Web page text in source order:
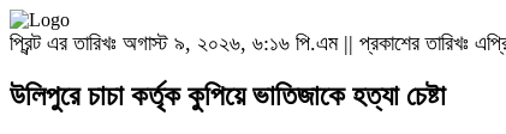
প্রিন্ট এর তারিখঃ অগাস্ট ৯, ২০২৬, ৬:১৬ পি.এম || প্রকাশের তারিখঃ
উলিপুরে চাচা কর্তৃক কুপিয়ে ভাতিজাকে হত্যা চেষ্টা